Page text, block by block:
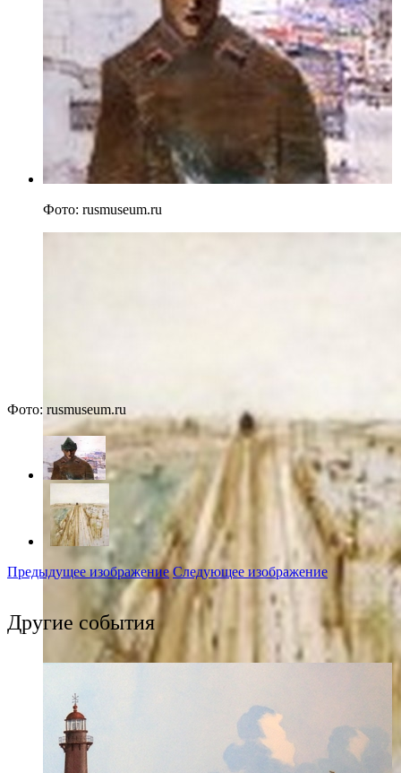
Фото: rusmuseum.ru
Фото: rusmuseum.ru
Предыдущее изображение Следующее изображение
Другие события